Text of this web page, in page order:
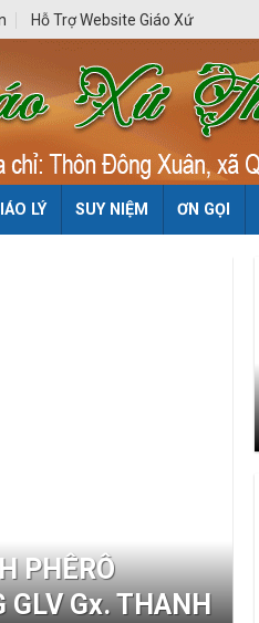
Hỗ Trợ Website Giáo Xứ
LÝ SUY NIỆM ƠN GỌI
PHÊRÔ
GLV Gx. THANH